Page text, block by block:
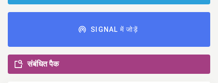
SIGNAL में जोड़ें
संबंधित पैक